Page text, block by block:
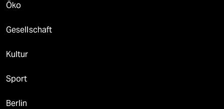
Öko
Gesellschaft
Kultur
Sport
Berlin